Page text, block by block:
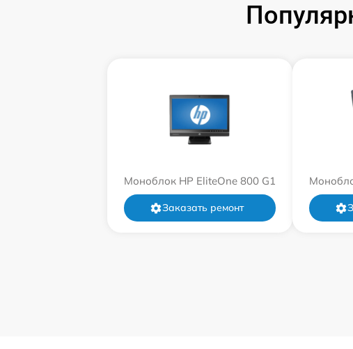
Моноблок HP EliteOne 800 G1
Заказать ремонт